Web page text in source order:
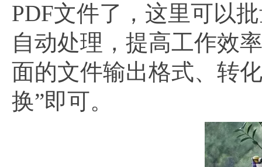
PDF文件了，这里可以
自动处理，提高工作效
面的文件输出格式、转
换”即可。